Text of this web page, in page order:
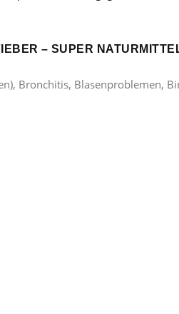
– SUPER
Bronchitis, Blasenproblemen,